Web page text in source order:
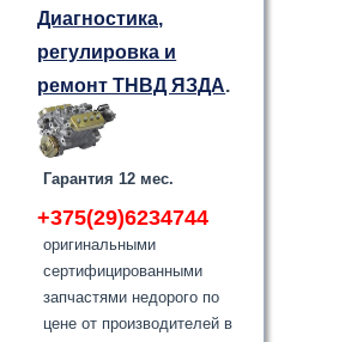
Диагностика,
регулировка и
ремонт ТНВД ЯЗДА.
Гарантия 12 мес.
+375(29)6234744
оригинальными
сертифицированными
запчастями недорого по
цене от производителей в